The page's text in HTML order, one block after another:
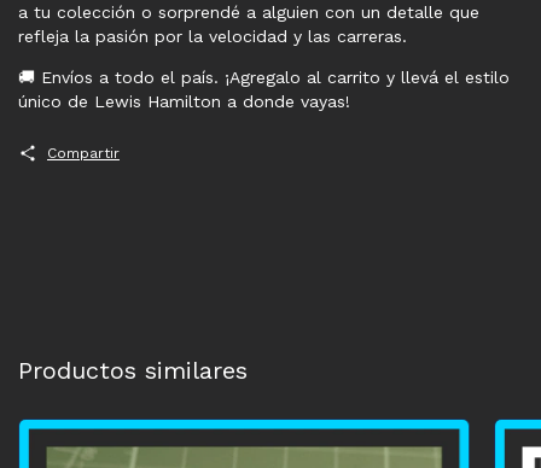
a tu colección o sorprendé a alguien con un detalle que
refleja la pasión por la velocidad y las carreras.
🚚 Envíos a todo el país. ¡Agregalo al carrito y llevá el estilo
único de Lewis Hamilton a donde vayas!
Compartir
Productos similares